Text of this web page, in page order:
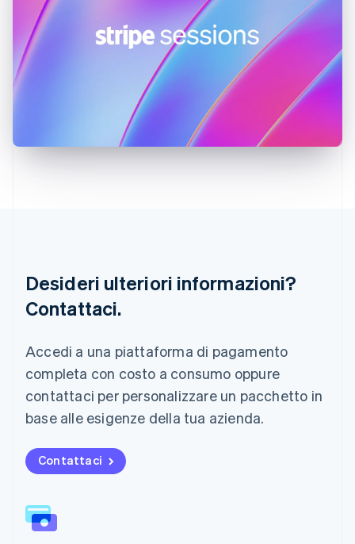
Desideri ulteriori informazioni?
Contattaci.
Accedi a una piattaforma di pagamento
completa con costo a consumo oppure
contattaci per personalizzare un pacchetto in
base alle esigenze della tua azienda.
Contattaci
English
Malaysia
English简体中文
Malta
Messico
Español
Norvegia
English
Nuova Zelanda
Paesi Bassi
NederlandsEnglish
Polonia
Portogallo
Português